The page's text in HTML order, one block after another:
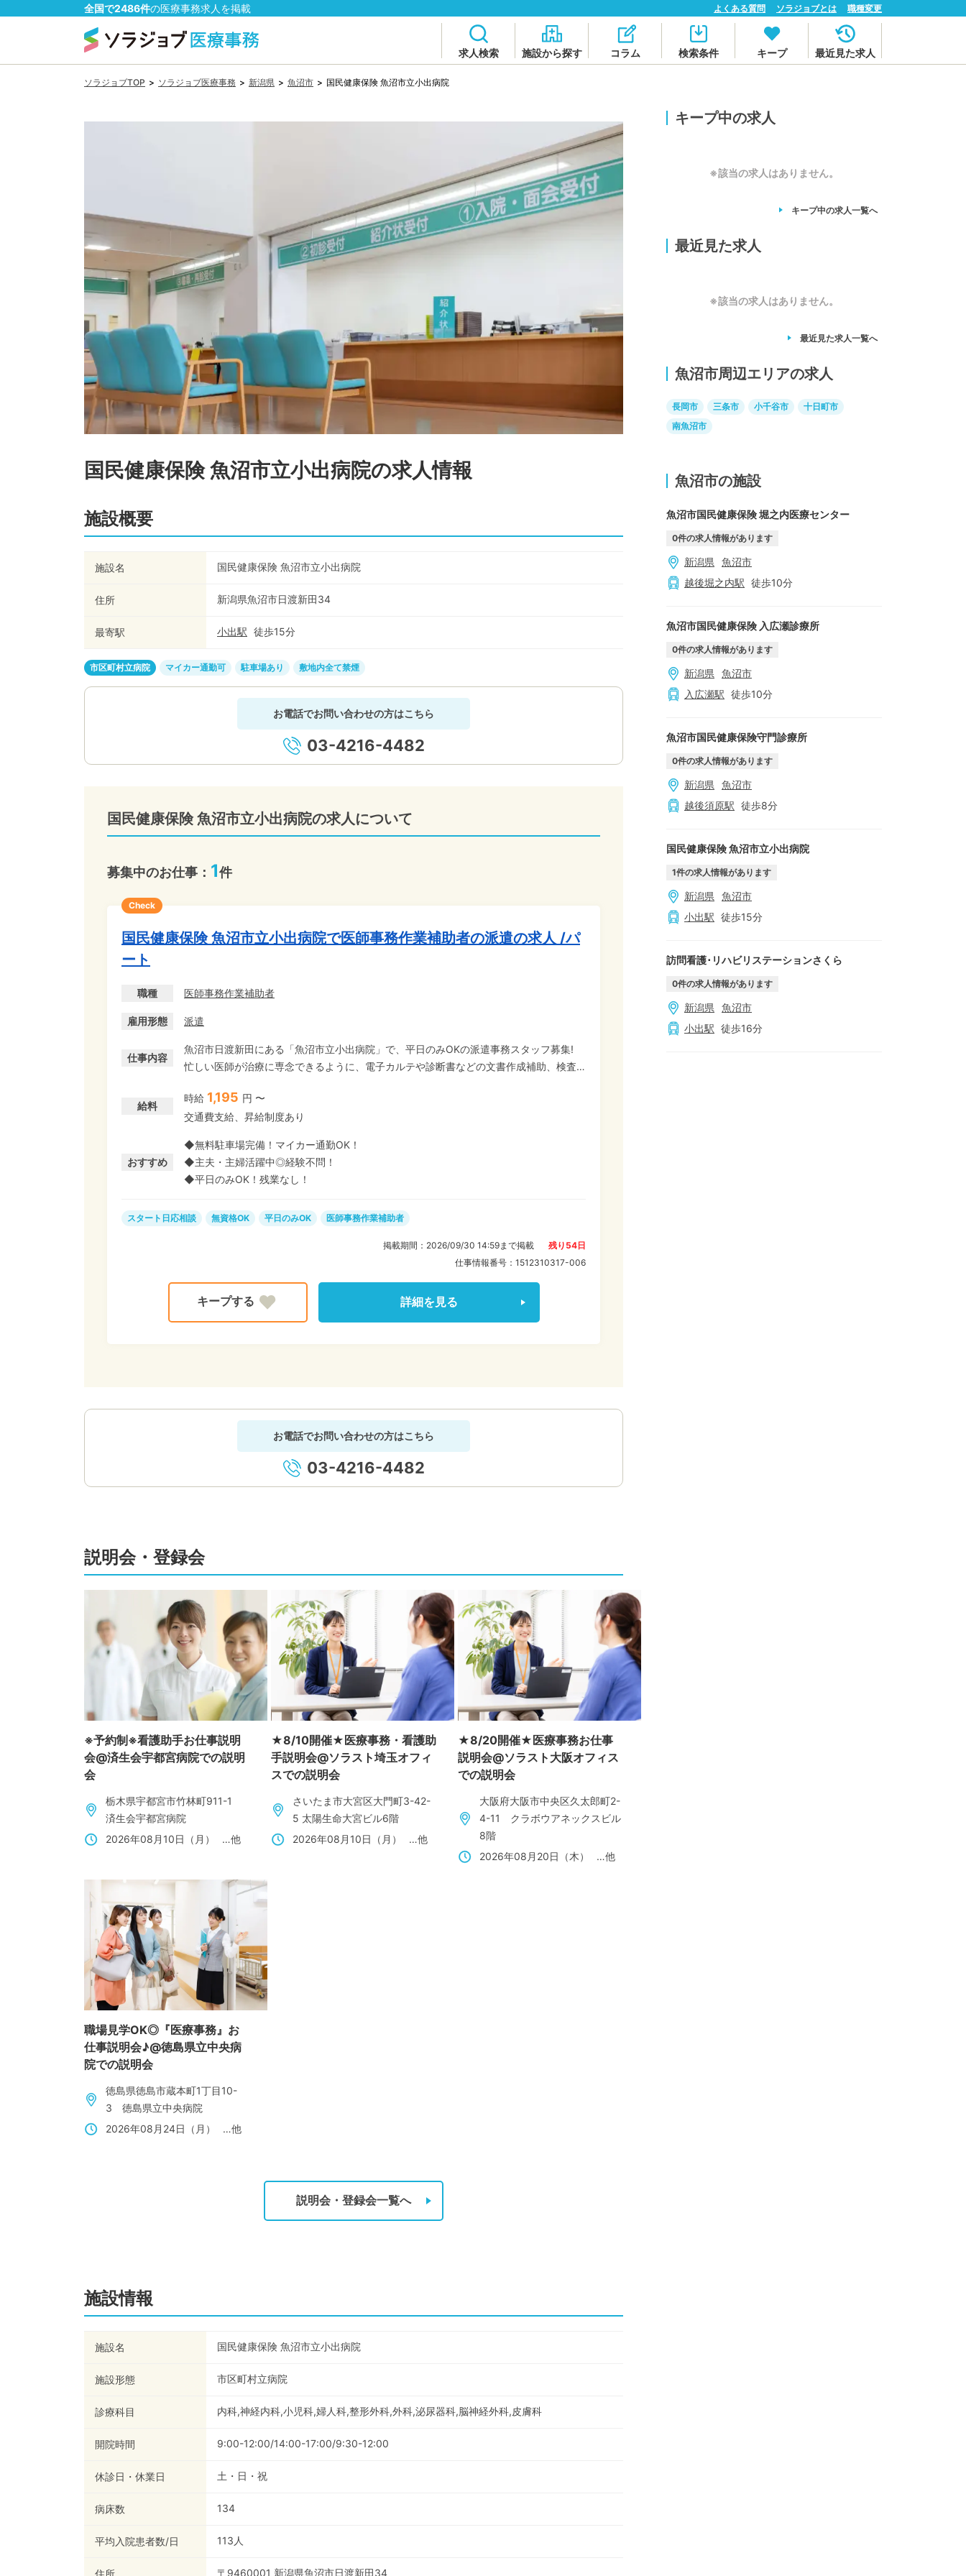
全国で2486件の医療事務求人を掲載 よくある質問 ソラジョブとは 職種変更
求人検索 施設から探す コラム 検索条件 キープ 最近見た求人
ソラジョブTOP > ソラジョブ医療事務 > 新潟県 > 魚沼市 > 国民健康保険 魚沼市立小出病院
国民健康保険 魚沼市立小出病院の求人情報
施設概要
施設名 国民健康保険 魚沼市立小出病院
住所 新潟県魚沼市日渡新田34
最寄駅 小出駅 徒歩15分
市区町村立病院 マイカー通勤可 駐車場あり 敷地内全て禁煙
お電話でお問い合わせの方はこちら
03-4216-4482
国民健康保険 魚沼市立小出病院の求人について
募集中のお仕事： 1件
Check
国民健康保険 魚沼市立小出病院で医師事務作業補助者の派遣の求人 /パ
ート
職種 医師事務作業補助者
雇用形態 派遣
仕事内容
魚沼市日渡新田にある「魚沼市立小出病院」で、平日のみOKの派遣事務スタッフ募集!
忙しい医師が治療に専念できるように、電子カルテや診断書などの文書作成補助、検査
務未経験OK◎ 病院やクリニックのお仕事が初めての方OK◎一般事務や営業事務などの
事務経験がある方は経験が活かして活躍できる環境です。 ◆平日のみ、15:50まで! 家事
給料
時給 1,195 円 〜
交通費支給、昇給制度あり
おすすめ
◆無料駐車場完備！マイカー通勤OK！
◆主夫・主婦活躍中◎経験不問！
◆平日のみOK！残業なし！
スタート日応相談 無資格OK 平日のみOK 医師事務作業補助者
掲載期間： 2026/09/30 14:59まで掲載 残り 54日
仕事情報番号： 1512310317-006
詳細を見る
お電話でお問い合わせの方はこちら
03-4216-4482
説明会・登録会
※予約制※看護助手お仕事説明
会@済生会宇都宮病院での説明
会
栃木県宇都宮市竹林町911-1
済生会宇都宮病院
2026年08月10日（月）
…他
★8/10開催★医療事務・看護助
手説明会@ソラスト埼玉オフィ
スでの説明会
さいたま市大宮区大門町3-42-
5 太陽生命大宮ビル6階
2026年08月10日（月）
…他
★8/20開催★医療事務お仕事
説明会@ソラスト大阪オフィス
での説明会
大阪府大阪市中央区久太郎町2-
4-11 クラボウアネックスビル
8階
2026年08月20日（木）
…他
職場見学OK◎『医療事務』お
仕事説明会♪@徳島県立中央病
院での説明会
徳島県徳島市蔵本町1丁目10-
3 徳島県立中央病院
2026年08月24日（月）
…他
説明会・登録会一覧へ
施設情報
施設名 国民健康保険 魚沼市立小出病院
施設形態 市区町村立病院
診療科目 内科,神経内科,小児科,婦人科,整形外科,外科,泌尿器科,脳神経外科,皮膚科
開院時間 9:00-12:00/14:00-17:00/9:30-12:00
休診日・休業日 土・日・祝
病床数 134
平均入院患者数/日 113 人
住所 〒9460001 新潟県魚沼市日渡新田34
キープ中の求人
※該当の求人はありません。
キープ中の求人一覧へ
最近見た求人
※該当の求人はありません。
最近見た求人一覧へ
魚沼市周辺エリアの求人
長岡市 三条市 小千谷市
十日町市
南魚沼市
魚沼市の施設
魚沼市国民健康保険 堀之内医療センター
0件の求人情報があります
新潟県
魚沼市
越後堀之内駅 徒歩10分
魚沼市国民健康保険 入広瀬診療所
0件の求人情報があります
新潟県
魚沼市
入広瀬駅 徒歩10分
魚沼市国民健康保険守門診療所
0件の求人情報があります
新潟県
魚沼市
越後須原駅 徒歩8分
国民健康保険 魚沼市立小出病院
1件の求人情報があります
新潟県
魚沼市
小出駅 徒歩15分
訪問看護･リハビリステーションさくら
0件の求人情報があります
新潟県
魚沼市
小出駅 徒歩16分